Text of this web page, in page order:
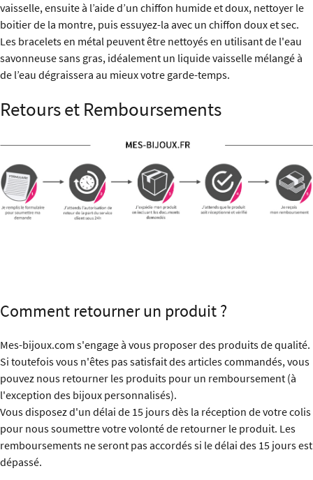
vaisselle, ensuite à l’aide d’un chiffon humide et doux, nettoyer le
boitier de la montre, puis essuyez-la avec un chiffon doux et sec.
Les bracelets en métal peuvent être nettoyés en utilisant de l'eau
savonneuse sans gras, idéalement un liquide vaisselle mélangé à
de l’eau dégraissera au mieux votre garde-temps.
Retours et Remboursements
Comment retourner un produit ?
Mes-bijoux.com s'engage à vous proposer des produits de qualité.
Si toutefois vous n'êtes pas satisfait des articles commandés, vous
pouvez nous retourner les produits pour un remboursement (à
l'exception des bijoux personnalisés).
Vous disposez d'un délai de 15 jours dès la réception de votre colis
pour nous soumettre votre volonté de retourner le produit. Les
remboursements ne seront pas accordés si le délai des 15 jours est
dépassé.